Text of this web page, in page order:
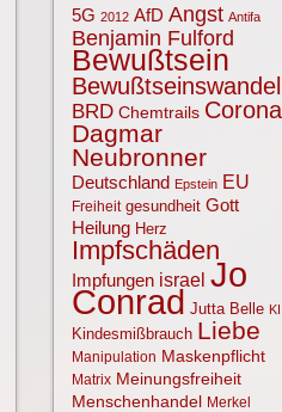
5G 2012 AfD Angst Antifa
Benjamin Fulford
Bewußtsein
Bewußtseinswandel
BRD Chemtrails Corona
Dagmar
Neubronner
Deutschland Epstein EU
Freiheit gesundheit Gott
Heilung Herz
Impfschäden
Impfungen israel Jo
Conrad Jutta Belle KI
Kindesmißbrauch Liebe
Manipulation Maskenpflicht
Matrix Meinungsfreiheit
Menschenhandel Merkel